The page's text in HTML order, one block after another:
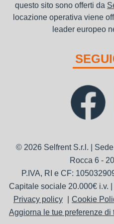
questo sito sono offerti da
locazione operativa viene
leader europeo
© 2026 Selfrent S.r.l. |
Rocca 6 -
P.IVA, RI e CF:
Capitale sociale 20.000€ i.v.
Privacy policy
Cookie
Aggiorna le tue preferenze